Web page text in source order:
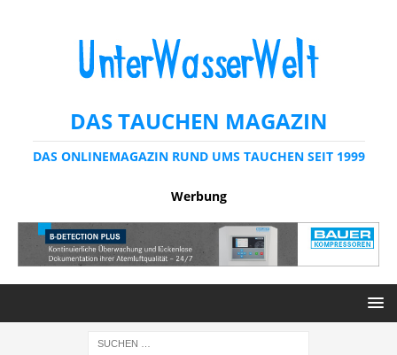
DAS TAUCHEN MAGAZIN
DAS ONLINEMAGAZIN RUND UMS TAUCHEN SEIT 1999
Werbung